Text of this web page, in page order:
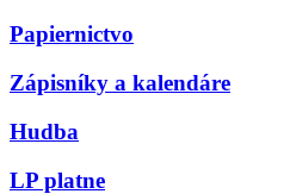
Papiernictvo
Zápisníky a kalendáre
Hudba
LP platne